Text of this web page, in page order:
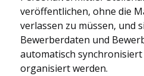
veröffentlichen, ohne die
verlassen zu müssen, und
Bewerberdaten und
automatisch
organisiert werden.